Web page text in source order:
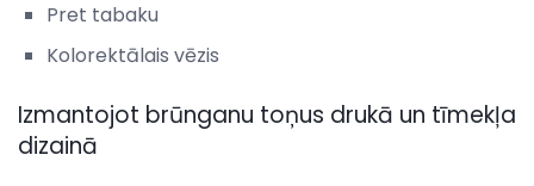
Pret tabaku
Kolorektālais vēzis
Izmantojot brūnganu toņus drukā un tīmekļa
dizainā